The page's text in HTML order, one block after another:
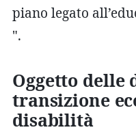
piano legato
".
Oggetto delle
transizione
disabilità